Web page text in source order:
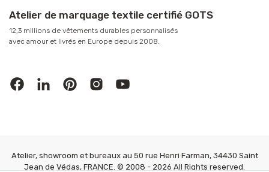
Atelier de marquage textile certifié GOTS
12,3 millions de vêtements durables personnalisés
avec amour et livrés en Europe depuis 2008.
Atelier, showroom et bureaux au 50 rue Henri Farman, 34430 Saint
Jean de Védas, FRANCE. © 2008 - 2026 All Rights reserved.